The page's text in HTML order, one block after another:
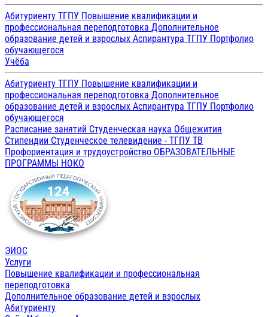
Абитуриенту ТГПУ Повышение квалификации и
профессиональная переподготовка Дополнительное
образование детей и взрослых Аспирантура ТГПУ Портфолио
обучающегося
Учёба
Абитуриенту ТГПУ Повышение квалификации и
профессиональная переподготовка Дополнительное
образование детей и взрослых Аспирантура ТГПУ Портфолио
обучающегося
Расписание занятий Студенческая наука Общежития
Стипендии Студенческое телевидение - ТГПУ ТВ
Профориентация и трудоустройство ОБРАЗОВАТЕЛЬНЫЕ
ПРОГРАММЫ НОКО
ЭИОС
Услуги
Повышение квалификации и профессиональная
переподготовка
Дополнительное образование детей и взрослых
Абитуриенту